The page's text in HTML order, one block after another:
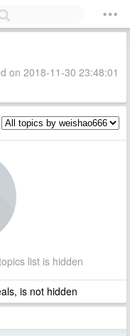
on 2018-11-30 23:48:01
list is hidden
is not hidden